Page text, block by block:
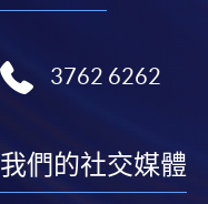
3762 6262
我們的社交媒體